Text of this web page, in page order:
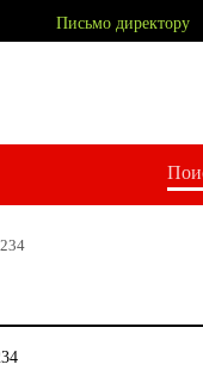
Письмо директору